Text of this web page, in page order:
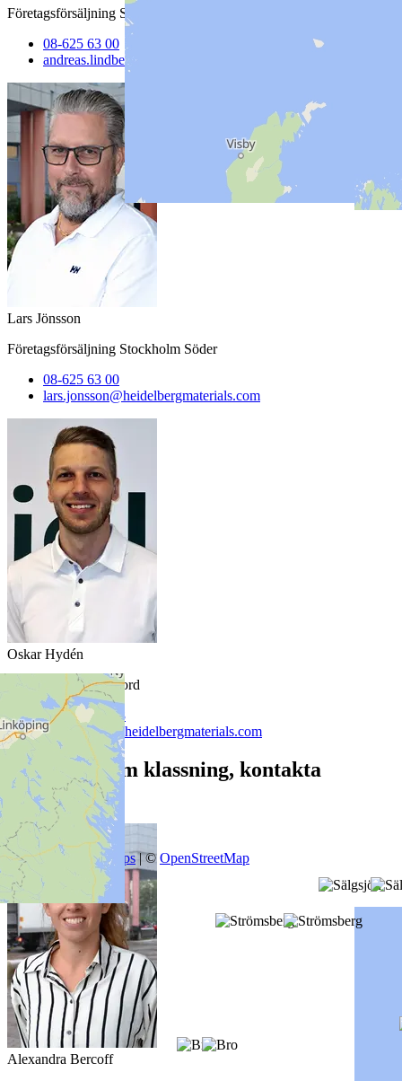
+
Leaflet
SmartMaps| ©OpenStreetMap
Företagsförsäljning Stockholm Norr
08-625 63 00
andreas.lindberg​@heidelbergmaterials.com
Lars Jönsson
Företagsförsäljning Stockholm Söder
08-625 63 00
lars.jonsson​@heidelbergmaterials.com
Oskar Hydén
Försäljning region nord
076 874 08 48
oskar.hyden​@heidelbergmaterials.com
Vid frågor om klassning, kontakta
Alexandra
Alexandra Bercoff